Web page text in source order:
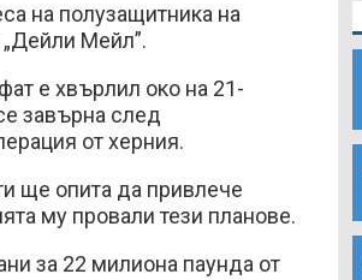
на полузащитника на
Мейл”.
е хвърлил око на 21-
завърна след
от херния.
ще опита да привлече
му провали тези планове.
за 22 милиона паунда от